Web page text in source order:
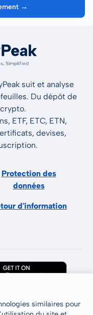
→
suit et analyse
Du dépôt de
ETF, ETC, ETN,
devises,
Protection des
données
d'information
similaires pour